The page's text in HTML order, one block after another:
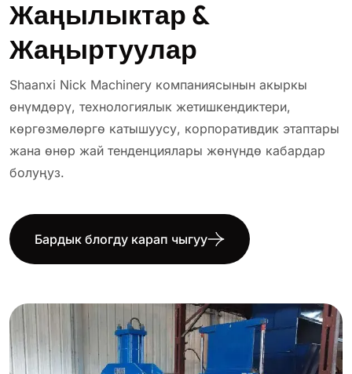
Жаңылыктар &
Жаңыртуулар
Shaanxi Nick Machinery компаниясынын акыркы
өнүмдөрү, технологиялык жетишкендиктери,
көргөзмөлөргө катышуусу, корпоративдик этаптары
жана өнөр жай тенденциялары жөнүндө кабардар
болуңуз.
Бардык блогду карап чыгуу